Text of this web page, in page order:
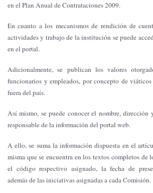
en el Plan Anual de Contrataciones 2009.
En cuanto a los mecanismos de rendición de
actividades y trabajo de la institución se puede
en el portal.
Adicionalmente, se publican los valores
funcionarios y empleados, por concepto de
fuera del país.
Así mismo, se puede conocer el nombre, dirección
responsable de la información del portal web.
A ello, se suma la información dispuesta en el
misma que se encuentra en los textos completos de
el código respectivo asignado, la fecha de
además de las iniciativas asignadas a cada Comisión.